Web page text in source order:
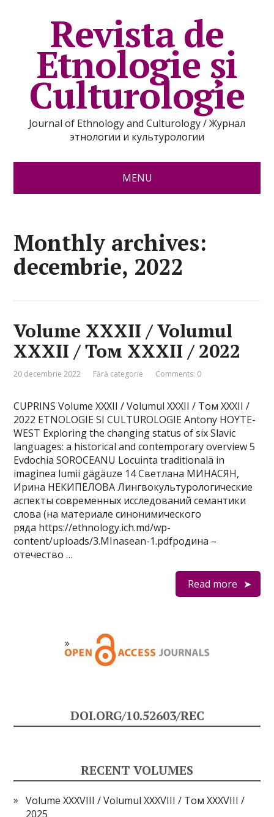
Revista de
Etnologie şi
Culturologie
Journal of Ethnology and Culturology / Журнал
этнологии и культурологии
MENU
Monthly archives:
decembrie, 2022
Volume XXXII / Volumul
XXXII / Том XXXII / 2022
20 decembrie 2022 Fără categorie Comments: 0
CUPRINS Volume XXXII / Volumul XXXII / Том XXXII /
2022 ETNOLOGIE SI CULTUROLOGIE Antony HOYTE-
WEST Exploring the changing status of six Slavic
languages: a historical and contemporary overview 5
Evdochia SOROCEANU Locuinta traditionalä in
imaginea lumii gägäuze 14 Светлана МИНАСЯН,
Ирина НЕКИПЕЛОВА Лингвокультурологические
аспекты современных исследо­ваний семантики
слова (на материале синонимического
ряда https://ethnology.ich.md/wp-
content/uploads/3.MInasean-1.pdfродина –
отечество …
Read more
DOI.ORG/10.52603/REC
RECENT VOLUMES
Volume XXXVIII / Volumul XXXVIII / Том XXXVIII /
2025